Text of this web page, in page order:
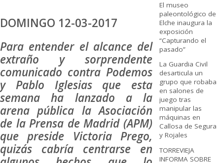
DOMINGO 12-03-2017
Para entender el alcance del
extraño y sorprendente
comunicado contra Podemos
y Pablo Iglesias que esta
semana ha lanzado a la
arena pública la Asociación
de la Prensa de Madrid (APM)
que preside Victoria Prego,
quizás cabría centrarse en
El museo
paleontológico de
Elche inaugura la
exposición
“Capturando el
pasado”
La Guardia Civil
desarticula un
grupo que robaba
en salones de
juego tras
manipular las
máquinas en
Callosa de Segura
y Rojales
TORREVIEJA
INFORMA SOBRE